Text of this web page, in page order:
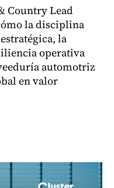
Country Lead
la disciplina
la
operativa
automotriz
en valor